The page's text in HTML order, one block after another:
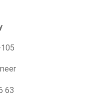
63